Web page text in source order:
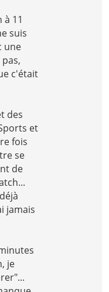
11
suis
une
c'était
des
et
fois
se
de
jamais
je